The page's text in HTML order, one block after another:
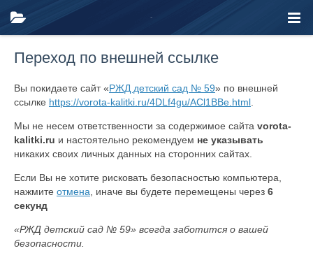
Переход по внешней ссылке
Вы покидаете сайт «РЖД детский сад № 59» по внешней
ссылке https://vorota-kalitki.ru/4DLf4gu/ACl1BBe.html
Мы не несем ответственности за содержимое сайта vorota-
kalitki.ru и настоятельно рекомендуем не указывать
никаких своих личных данных на сторонних сайтах.
Если Вы не хотите рисковать безопасностью компьютера,
нажмите отмена , иначе вы будете перемещены через 6
секунд
«РЖД детский сад № 59» всегда заботится о вашей
безопасности.